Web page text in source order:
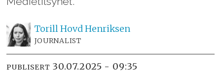
Torill HovdHenriksen
JOURNALIST
PUBLISERT 30.07.2025 - 09:35